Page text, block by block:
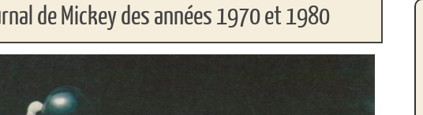
de Mickey des années 1970 et 1980